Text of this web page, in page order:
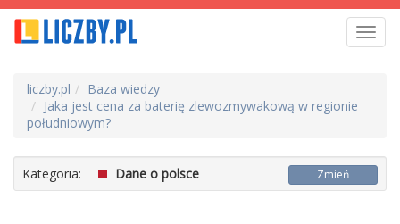
liczby.pl
Baza wiedzy
Jaka jest cena za baterię zlewozmywakową w regionie
południowym?
Kategoria: Dane o polsce Zmień